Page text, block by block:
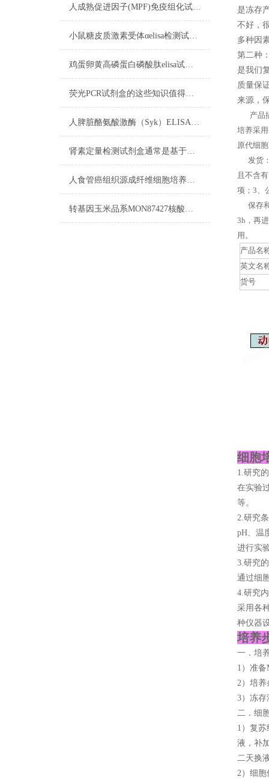
人成熟促进因子(MPF)免疫组化试剂盒​实验步骤
小鼠糖皮质激素受体αelisa检测试剂盒操作步骤
鸡蛋卵黄高磷蛋白磷酸肽elisa试剂盒吸附试验影响标本注意事项
荧光PCR试剂盒的这些知识值得我们学习
人脾脏酪氨酸激酶（Syk）ELISA免费代测试剂盒​标本要求
肾素定量检测试剂盒通常是基于免疫学原理设计的
人食管癌组织源成纤维细胞培养步骤
转基因玉米品系MON87427核酸检测试剂盒​流程
是冻存
不好，
多种因
第二种
是我们
质量保
来源，
产品描
培养采
原代细
发货：
且不含
项；3、
保存和
3h，再
用。
产品名
英文名
货号
细胞
1.研究
在实验
等。
2.研究
pH、温
进行实
3.研究
通过细
4.研究
采用各
种仪器
培养
一．培
1）准备
2）培养
3）冻存
二．细
1）复
液，补
二天换
2）细胞